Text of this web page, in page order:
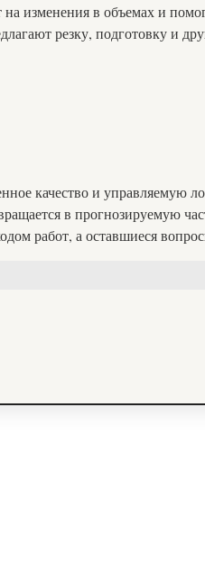
изменения в объемах и
резку, подготовку и
качество и управляемую
в прогнозируемую
работ, а оставшиеся